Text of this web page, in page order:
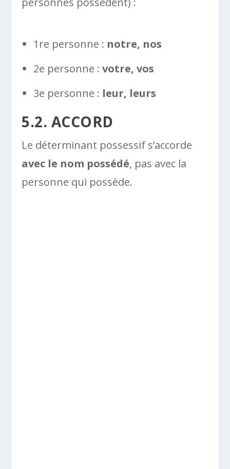
1re personne : notre, nos
2e personne :votre, vos
3e personne : leur, leurs
5.2. ACCORD
Le déterminant possessif s’accorde
avec le nom possédé, pas avec la
personne qui possède.